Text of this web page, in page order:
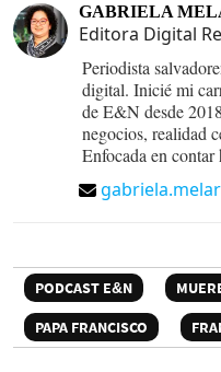
GABRIELA
Editora Digital
Periodista
digital. Inicié mi
de E&N desde
negocios, realidad
Enfocada en contar
PODCAST E&N
PAPA FRANCISCO